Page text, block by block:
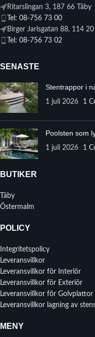
Ritarslingan 3, 187 66 Täby
Tel: 08-756 73 00
Birger Jarlsgatan 88, 114
Tel: 08-756 73 02
SENASTE
Stentrappor i
1 juli 2026 1
Poolsten som
1 juli 2026 1
BUTIKER
Täby
Östermalm
POLICY
Integritetspolicy
Leveransvillkor
Leveransvillkor för Interiör
Leveransvillkor för Exteriör
Leveransvillkor för Golvplattor
Leveransvillkor lagning av
MENY